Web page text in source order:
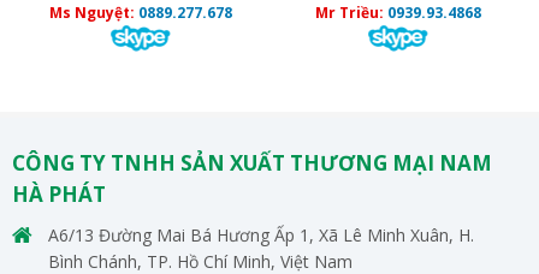
Ms Nguyệt: 0889.277.678
Mr Triều: 0939.93.4868
CÔNG TY TNHH SẢN XUẤT THƯƠNG MẠI NAM
HÀ PHÁT
A6/13 Đường Mai Bá Hương Ấp 1, Xã Lê Minh Xuân, H.
Bình Chánh, TP. Hồ Chí Minh, Việt Nam